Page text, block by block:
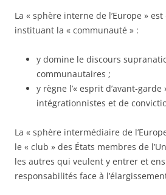
La « sphère interne de l’Europe »
instituant la « communauté » :
y domine le discours
communautaires ;
y règne l’« esprit d’avant-
intégrationnistes et de
La « sphère intermédiaire de
le « club » des États membres de
les autres qui veulent y entrer et
responsabilités face à